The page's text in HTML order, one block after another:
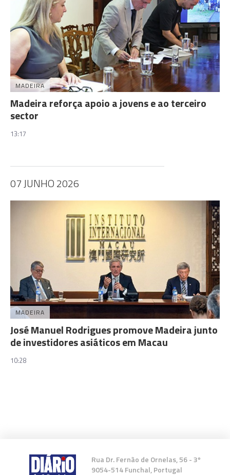
MADEIRA
Madeira reforça apoio a jovens e ao terceiro
sector
13:17
07 JUNHO 2026
MADEIRA
José Manuel Rodrigues promove Madeira junto
de investidores asiáticos em Macau
10:28
Rua Dr. Fernão de Ornelas, 56 - 3º
9054-514 Funchal, Portugal